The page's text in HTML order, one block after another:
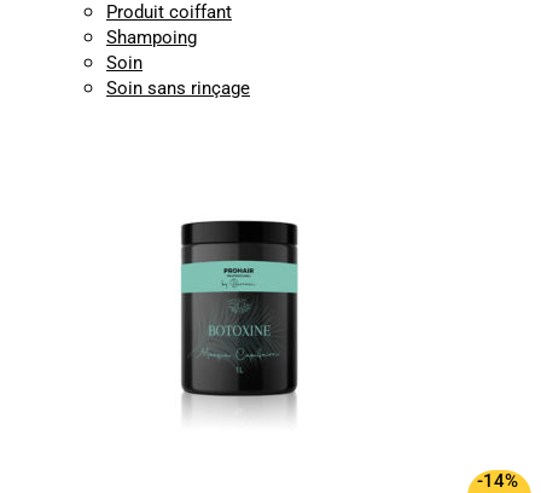
Produit coiffant
Shampoing
Soin
Soin sans rinçage
-14%